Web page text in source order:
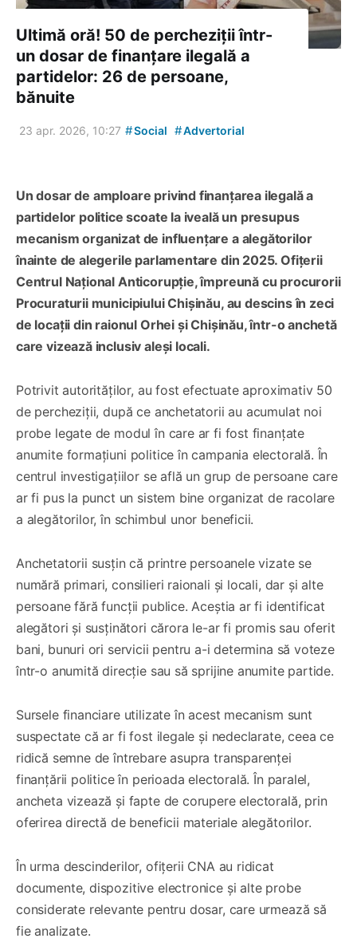
Ultimă oră! 50 de percheziții într-
un dosar de finanțare ilegală a
partidelor: 26 de persoane,
bănuite
23 apr. 2026, 10:27 #Social #Advertorial
Un dosar de amploare privind finanțarea ilegală a
partidelor politice scoate la iveală un presupus
mecanism organizat de influențare a alegătorilor
înainte de alegerile parlamentare din 2025. Ofițerii
Centrul Național Anticorupție, împreună cu procurorii
Procuraturii municipiului Chișinău, au descins în zeci
de locații din raionul Orhei și Chișinău, într-o anchetă
care vizează inclusiv aleși locali.
Potrivit autorităților, au fost efectuate aproximativ 50
de percheziții, după ce anchetatorii au acumulat noi
probe legate de modul în care ar fi fost finanțate
anumite formațiuni politice în campania electorală. În
centrul investigațiilor se află un grup de persoane care
ar fi pus la punct un sistem bine organizat de racolare
a alegătorilor, în schimbul unor beneficii.
Anchetatorii susțin că printre persoanele vizate se
numără primari, consilieri raionali și locali, dar și alte
persoane fără funcții publice. Aceștia ar fi identificat
alegători și susținători cărora le-ar fi promis sau oferit
bani, bunuri ori servicii pentru a-i determina să voteze
într-o anumită direcție sau să sprijine anumite partide.
Sursele financiare utilizate în acest mecanism sunt
suspectate că ar fi fost ilegale și nedeclarate, ceea ce
ridică semne de întrebare asupra transparenței
finanțării politice în perioada electorală. În paralel,
ancheta vizează și fapte de corupere electorală, prin
oferirea directă de beneficii materiale alegătorilor.
În urma descinderilor, ofițerii CNA au ridicat
documente, dispozitive electronice și alte probe
considerate relevante pentru dosar, care urmează să
fie analizate.